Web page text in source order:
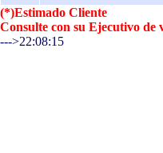
(*)Estimado Cliente
Consulte con su Ejecutivo de
--->22:08:15